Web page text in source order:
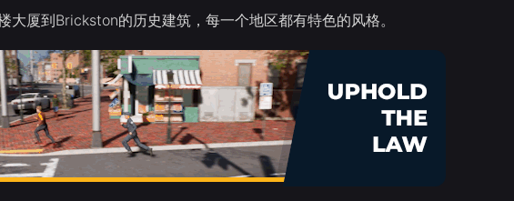
大厦到Brickston的历史建筑，每一个地区都有特色的风格。